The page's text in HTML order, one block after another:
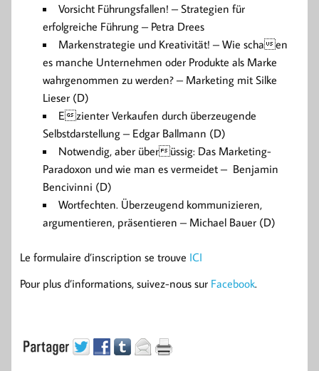
Vorsicht Führungsfallen! – Strategien für
erfolgreiche Führung – Petra Drees
Markenstrategie und Kreativität! – Wie schaen
es manche Unternehmen oder Produkte als Marke
wahrgenommen zu werden? – Marketing mit Silke
Lieser (D)
Ezienter Verkaufen durch überzeugende
Selbstdarstellung – Edgar Ballmann (D)
Notwendig, aber überüssig: Das Marketing-
Paradoxon und wie man es vermeidet – Benjamin
Bencivinni (D)
Wortfechten. Überzeugend kommunizieren,
argumentieren, präsentieren – Michael Bauer (D)
Le formulaire d’inscription se trouve ICI
Pour plus d’informations, suivez-nous sur Facebook.